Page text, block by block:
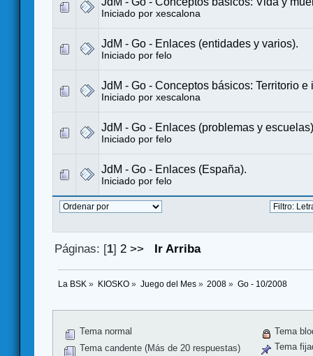
Iniciado por xescalona
JdM - Go - Enlaces (entidades y varios).
Iniciado por felo
JdM - Go - Conceptos básicos: Territorio e
Iniciado por xescalona
JdM - Go - Enlaces (problemas y
Iniciado por felo
JdM - Go - Enlaces (España).
Iniciado por felo
Páginas: [1] 2 >> Ir Arriba
La BSK » KIOSKO» Juego del Mes» 2008 » Go - 10/2008
Tema normal
Tema candente (Más de 20 respuestas)
Tema
Tema